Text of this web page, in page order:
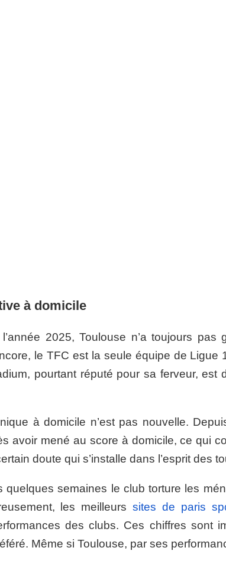
à domicile
2025, Toulouse n’a toujours
le TFC est la seule équipe de
pourtant réputé pour sa ferveur, est
à domicile n’est pas nouvelle.
avoir mené au score à domicile, ce qui
doute qui s’installe dans l’esprit des
quelques semaines le club torture les
les meilleurssites de paris
des clubs. Ces chiffres sont
Même si Toulouse, par ses